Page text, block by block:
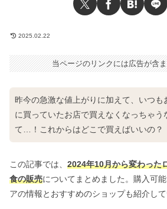
2025.02.22
当ページのリンクには広告が含ま
昨今の急激な値上がりに加えて、いつも
に買っていたお店で買えなくなっちゃう
て…！これからはどこで買えばいいの？
この記事では、 2024年10月から変わった
食の販売についてまとめました。購入可
アの情報とおすすめのショップも紹介して